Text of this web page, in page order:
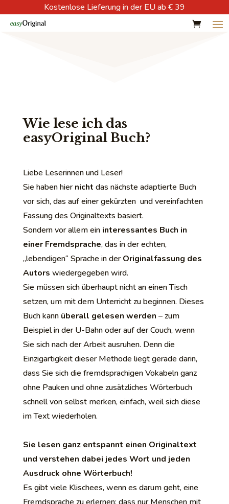
Kostenlose Lieferung in der EU ab € 39
Wie lese ich das
easyOriginal Buch?
Liebe Leserinnen und Leser!
Sie haben hiernicht das nächste adaptierte Buch
vor sich, das auf einer gekürzten und vereinfachten
Fassung des Originaltexts basiert.
Sondern vor allem ein interessantes Buch in
einer Fremdsprache, das in der echten,
„lebendigen“ Sprache in derOriginalfassung des
Autors wiedergegeben wird.
Sie müssen sich überhaupt nicht an einen Tisch
setzen, um mit dem Unterricht zu beginnen. Dieses
Buch kann überall gelesen werden – zum
Beispiel in der U-Bahn oder auf der Couch, wenn
Sie sich nach der Arbeit ausruhen. Denn die
Einzigartigkeit dieser Methode liegt gerade darin,
dass Sie sich die fremdsprachigen Vokabeln ganz
ohne Pauken und ohne zusätzliches Wörterbuch
schnell von selbst merken, einfach, weil sich diese
im Text wiederholen.
Sie lesen ganz entspannt einen Originaltext
und verstehen dabei jedes Wort und jeden
Ausdruck ohne Wörterbuch!
Es gibt viele Klischees, wenn es darum geht, eine